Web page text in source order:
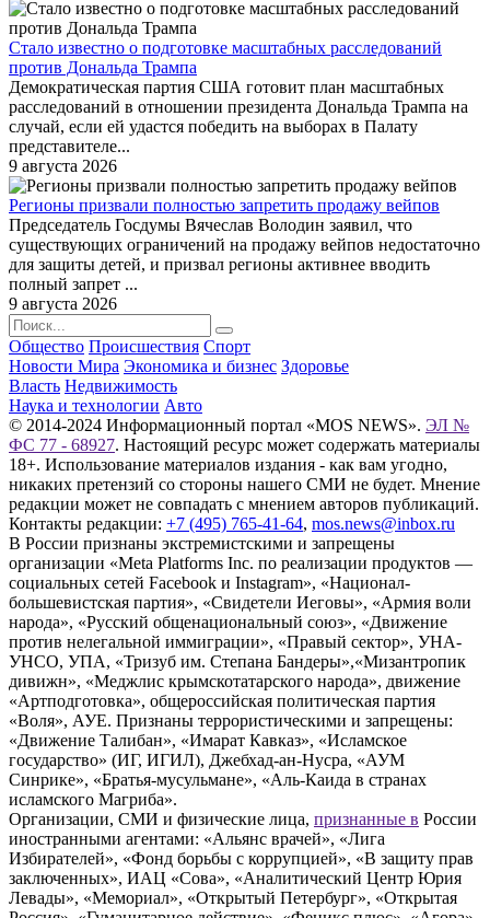
Стало известно о подготовке масштабных расследований
против Дональда Трампа
Демократическая партия США готовит план масштабных
расследований в отношении президента Дональда Трампа на
случай, если ей удастся победить на выборах в Палату
представителе...
9 августа 2026
Регионы призвали полностью запретить продажу вейпов
Председатель Госдумы Вячеслав Володин заявил, что
существующих ограничений на продажу вейпов недостаточно
для защиты детей, и призвал регионы активнее вводить
полный запрет ...
9 августа 2026
Общество Происшествия Спорт
Новости Мира Экономика и бизнес Здоровье
Власть Недвижимость
Наука и технологии Авто
© 2014-2024 Информационный портал «MOS NEWS». ЭЛ №
ФС 77 - 68927. Настоящий ресурс может содержать материалы
18+. Использование материалов издания - как вам угодно,
никаких претензий со стороны нашего СМИ не будет. Мнение
редакции может не совпадать с мнением авторов публикаций.
Контакты редакции: +7 (495) 765-41-64, mos.news@inbox.ru
В России признаны экстремистскими и запрещены
организации «Meta Platforms Inc. по реализации продуктов —
социальных сетей Facebook и Instagram», «Национал-
большевистская партия», «Свидетели Иеговы», «Армия воли
народа», «Русский общенациональный союз», «Движение
против нелегальной иммиграции», «Правый сектор», УНА-
УНСО, УПА, «Тризуб им. Степана Бандеры»,«Мизантропик
дивижн», «Меджлис крымскотатарского народа», движение
«Артподготовка», общероссийская политическая партия
«Воля», АУЕ. Признаны террористическими и запрещены:
«Движение Талибан», «Имарат Кавказ», «Исламское
государство» (ИГ, ИГИЛ), Джебхад-ан-Нусра, «АУМ
Синрике», «Братья-мусульмане», «Аль-Каида в странах
исламского Магриба».
Организации, СМИ и физические лица, признанные в России
иностранными агентами: «Альянс врачей», «Лига
Избирателей», «Фонд борьбы с коррупцией», «В защиту прав
заключенных», ИАЦ «Сова», «Аналитический Центр Юрия
Левады», «Мемориал», «Открытый Петербург», «Открытая